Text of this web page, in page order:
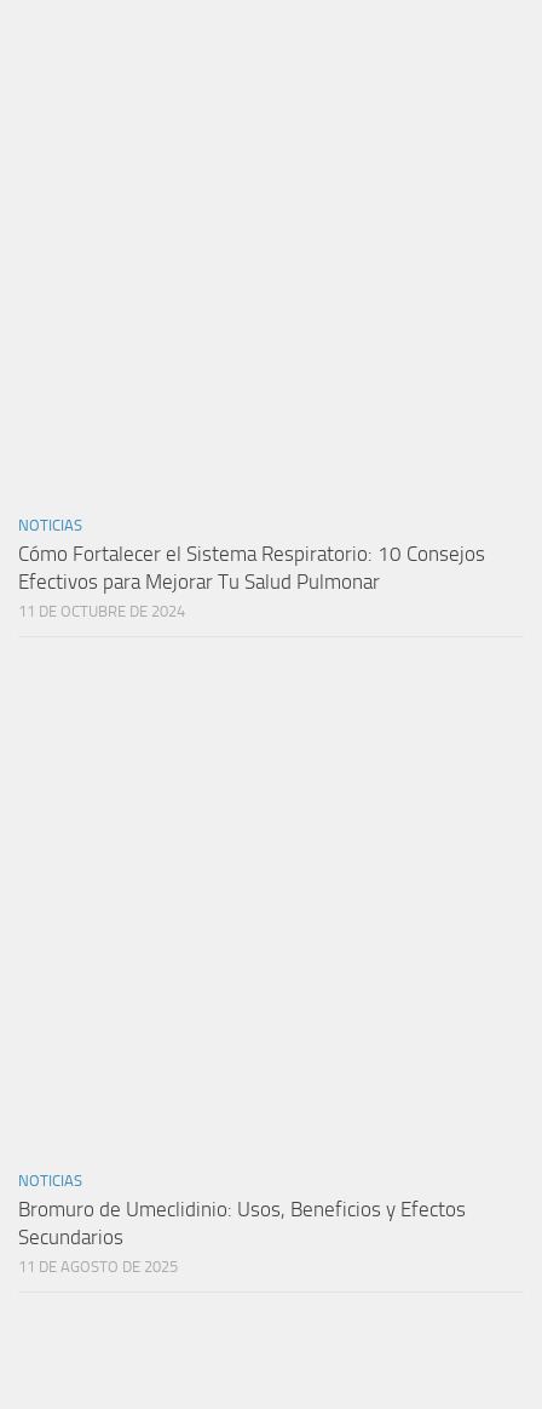
NOTICIAS
Cómo Fortalecer el Sistema Respiratorio: 10 Consejos
Efectivos para Mejorar Tu Salud Pulmonar
11 DE OCTUBRE DE 2024
NOTICIAS
Bromuro de Umeclidinio: Usos, Beneficios y Efectos
Secundarios
11 DE AGOSTO DE 2025